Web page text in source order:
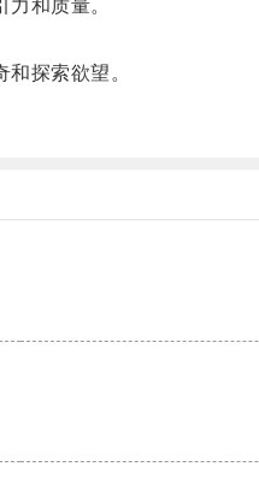
和质量。
探索欲望。